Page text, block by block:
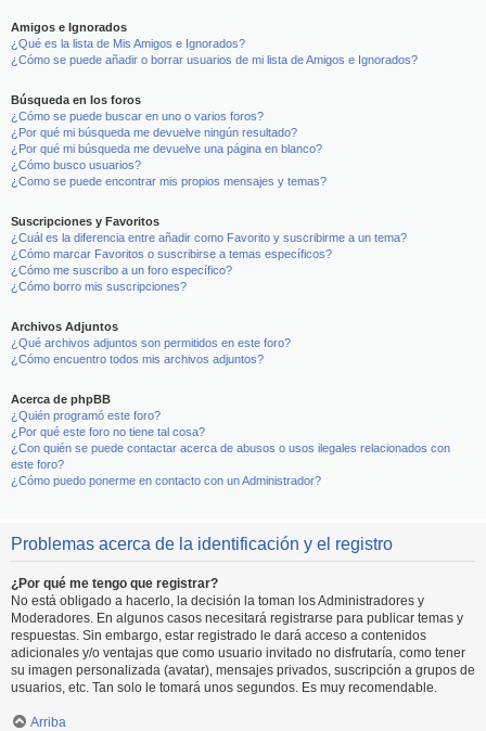
Amigos e Ignorados
¿Qué es la lista de Mis Amigos e Ignorados?
¿Cómo se puede añadir o borrar usuarios de mi lista de Amigos e Ignorados?
Búsqueda en los foros
¿Cómo se puede buscar en uno o varios foros?
¿Por qué mi búsqueda me devuelve ningún resultado?
¿Por qué mi búsqueda me devuelve una página en blanco?
¿Cómo busco usuarios?
¿Como se puede encontrar mis propios mensajes y temas?
Suscripciones y Favoritos
¿Cuál es la diferencia entre añadir como Favorito y suscribirme a un tema?
¿Cómo marcar Favoritos o suscribirse a temas específicos?
¿Cómo me suscribo a un foro específico?
¿Cómo borro mis suscripciones?
Archivos Adjuntos
¿Qué archivos adjuntos son permitidos en este foro?
¿Cómo encuentro todos mis archivos adjuntos?
Acerca de phpBB
¿Quién programó este foro?
¿Por qué este foro no tiene tal cosa?
¿Con quién se puede contactar acerca de abusos o usos ilegales relacionados con
este foro?
¿Cómo puedo ponerme en contacto con un Administrador?
Problemas acerca de la identificación y el registro
¿Por qué me tengo que registrar?
No está obligado a hacerlo, la decisión la toman los Administradores y
Moderadores. En algunos casos necesitará registrarse para publicar temas y
respuestas. Sin embargo, estar registrado le dará acceso a contenidos
adicionales y/o ventajas que como usuario invitado no disfrutaría, como tener
su imagen personalizada (avatar), mensajes privados, suscripción a grupos de
usuarios, etc. Tan solo le tomará unos segundos. Es muy recomendable.
Arriba